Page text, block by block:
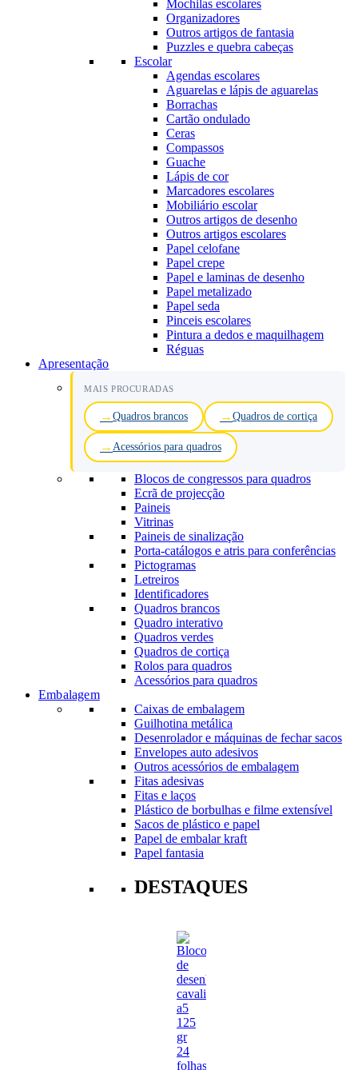
Mochilas escolares
Organizadores
Outros artigos de fantasia
Puzzles e quebra cabeças
Escolar
Agendas escolares
Aguarelas e lápis de aguarelas
Borrachas
Cartão ondulado
Ceras
Compassos
Guache
Lápis de cor
Marcadores escolares
Mobiliário escolar
Outros artigos de desenho
Outros artigos escolares
Papel celofane
Papel crepe
Papel e laminas de desenho
Papel metalizado
Papel seda
Pinceis escolares
Pintura a dedos e maquilhagem
Réguas
Apresentação
MAIS PROCURADAS
Quadros brancos Quadros de cortiça
Acessórios para quadros
Blocos de congressos para quadros
Ecrã de projecção
Paineis
Vitrinas
Paineis de sinalização
Porta-catálogos e atris para conferências
Pictogramas
Letreiros
Identificadores
Quadros brancos
Quadro interativo
Quadros verdes
Quadros de cortiça
Rolos para quadros
Acessórios para quadros
Embalagem
Caixas de embalagem
Guilhotina metálica
Desenrolador e máquinas de fechar sacos
Envelopes auto adesivos
Outros acessórios de embalagem
Fitas adesivas
Fitas e laços
Plástico de borbulhas e filme extensível
Sacos de plástico e papel
Papel de embalar kraft
Papel fantasia
DESTAQUES